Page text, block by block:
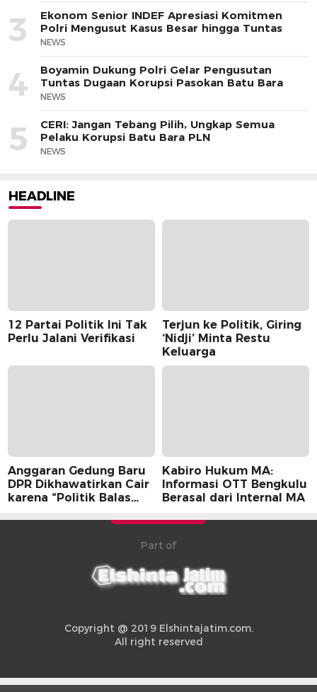
3
Ekonom Senior INDEF Apresiasi Komitmen
Polri Mengusut Kasus Besar hingga Tuntas
NEWS
4
Boyamin Dukung Polri Gelar Pengusutan
Tuntas Dugaan Korupsi Pasokan Batu Bara
NEWS
5
CERI: Jangan Tebang Pilih, Ungkap Semua
Pelaku Korupsi Batu Bara PLN
NEWS
HEADLINE
12 Partai Politik Ini Tak
Perlu Jalani Verifikasi
Terjun ke Politik, Giring
‘Nidji’ Minta Restu
Keluarga
Anggaran Gedung Baru
DPR Dikhawatirkan Cair
karena “Politik Balas
Kabiro Hukum MA:
Informasi OTT Bengkulu
Berasal dari Internal MA
Part of
Copyright @ 2019 Elshintajatim.com.
All right reserved